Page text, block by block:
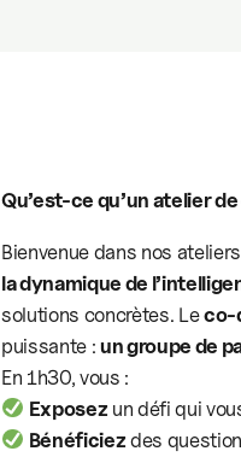
Qu’est-ce qu’un atelier
Bienvenue dans nos
la dynamique de
solutions concrètes. Leco-
puissante : un groupe de
En 1h30, vous :
Exposez un défi qui
Bénéficiez des